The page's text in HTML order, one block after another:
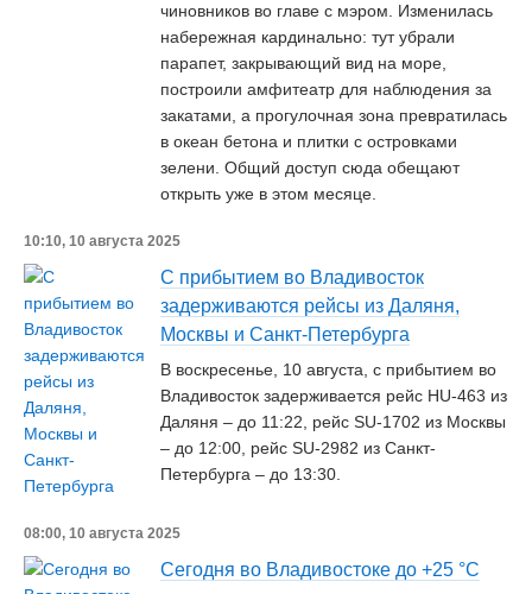
чиновников во главе с мэром. Изменилась
набережная кардинально: тут убрали
парапет, закрывающий вид на море,
построили амфитеатр для наблюдения за
закатами, а прогулочная зона превратилась
в океан бетона и плитки с островками
зелени. Общий доступ сюда обещают
открыть уже в этом месяце.
10:10, 10 августа 2025
С прибытием во Владивосток
задерживаются рейсы из Даляня,
Москвы и Санкт-Петербурга
В воскресенье, 10 августа, с прибытием во
Владивосток задерживается рейс HU-463 из
Даляня – до 11:22, рейс SU-1702 из Москвы
– до 12:00, рейс SU-2982 из Санкт-
Петербурга – до 13:30.
08:00, 10 августа 2025
Сегодня во Владивостоке до +25 °С